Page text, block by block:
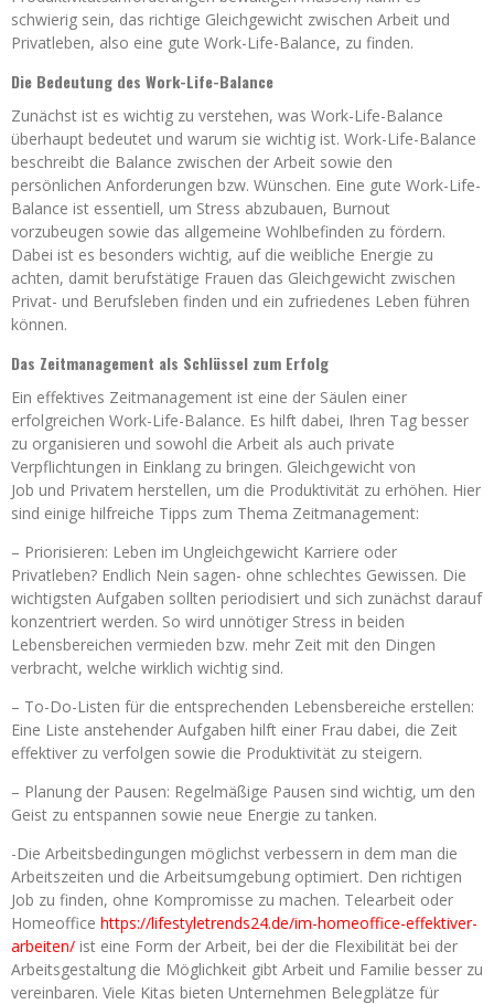
schwierig sein, das richtige Gleichgewicht zwischen Arbeit und
Privatleben, also eine gute Work-Life-Balance, zu finden.
Die Bedeutung des Work-Life-Balance
Zunächst ist es wichtig zu verstehen, was Work-Life-Balance
überhaupt bedeutet und warum sie wichtig ist. Work-Life-Balance
beschreibt die Balance zwischen der Arbeit sowie den
persönlichen Anforderungen bzw. Wünschen. Eine gute Work-Life-
Balance ist essentiell, um Stress abzubauen, Burnout
vorzubeugen sowie das allgemeine Wohlbefinden zu fördern.
Dabei ist es besonders wichtig, auf die weibliche Energie zu
achten, damit berufstätige Frauen das Gleichgewicht zwischen
Privat- und Berufsleben finden und ein zufriedenes Leben führen
können.
Das Zeitmanagement als Schlüssel zum Erfolg
Ein effektives Zeitmanagement ist eine der Säulen einer
erfolgreichen Work-Life-Balance. Es hilft dabei, Ihren Tag besser
zu organisieren und sowohl die Arbeit als auch private
Verpflichtungen in Einklang zu bringen. Gleichgewicht von
Job und Privatem herstellen, um die Produktivität zu erhöhen. Hier
sind einige hilfreiche Tipps zum Thema Zeitmanagement:
– Priorisieren: Leben im Ungleichgewicht Karriere oder
Privatleben? Endlich Nein sagen- ohne schlechtes Gewissen. Die
wichtigsten Aufgaben sollten periodisiert und sich zunächst darauf
konzentriert werden. So wird unnötiger Stress in beiden
Lebensbereichen vermieden bzw. mehr Zeit mit den Dingen
verbracht, welche wirklich wichtig sind.
– To-Do-Listen für die entsprechenden Lebensbereiche erstellen:
Eine Liste anstehender Aufgaben hilft einer Frau dabei, die Zeit
effektiver zu verfolgen sowie die Produktivität zu steigern.
– Planung der Pausen: Regelmäßige Pausen sind wichtig, um den
Geist zu entspannen sowie neue Energie zu tanken.
-Die Arbeitsbedingungen möglichst verbessern in dem man die
Arbeitszeiten und die Arbeitsumgebung optimiert. Den richtigen
Job zu finden, ohne Kompromisse zu machen. Telearbeit oder
Homeoffice https://lifestyletrends24.de/im-homeoffice-effektiver-
arbeiten/ ist eine Form der Arbeit, bei der die Flexibilität bei der
Arbeitsgestaltung die Möglichkeit gibt Arbeit und Familie besser zu
vereinbaren. Viele Kitas bieten Unternehmen Belegplätze für